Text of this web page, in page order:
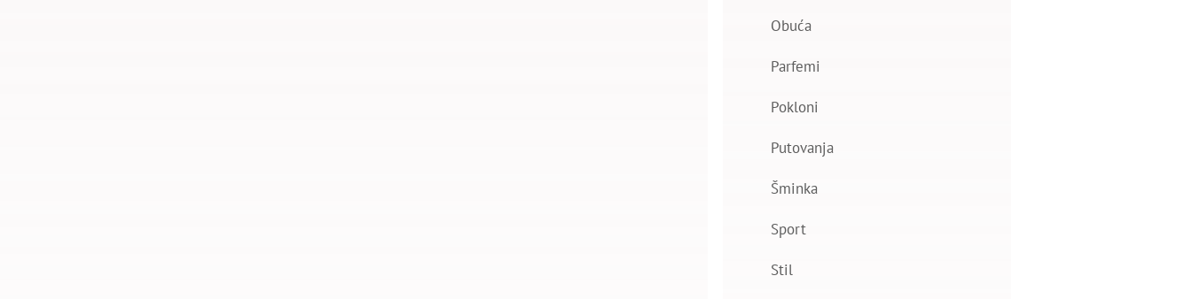
Obuća
Parfemi
Pokloni
Putovanja
Šminka
Sport
Stil